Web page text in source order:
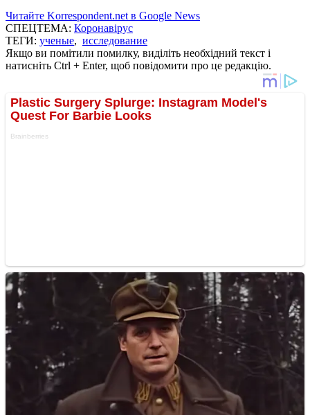
Читайте Korrespondent.net в Google News
СПЕЦТЕМА: Коронавірус
ТЕГИ: ученые, исследование
Якщо ви помітили помилку, виділіть необхідний текст і
натисніть Ctrl + Enter, щоб повідомити про це редакцію.